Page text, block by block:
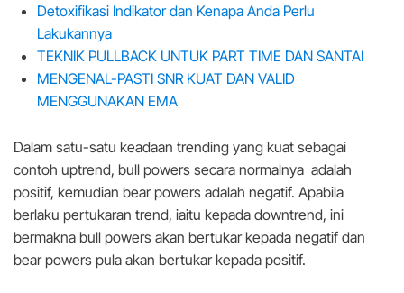
Detoxifikasi Indikator dan Kenapa Anda Perlu
Lakukannya
TEKNIK PULLBACK UNTUK PART TIME DAN SANTAI
MENGENAL-PASTI SNR KUAT DAN VALID
MENGGUNAKAN EMA
Dalam satu-satu keadaan trending yang kuat sebagai
contoh uptrend, bull powers secara normalnya adalah
positif, kemudian bear powers adalah negatif. Apabila
berlaku pertukaran trend, iaitu kepada downtrend, ini
bermakna bull powers akan bertukar kepada negatif dan
bear powers pula akan bertukar kepada positif.